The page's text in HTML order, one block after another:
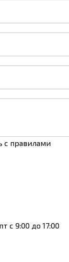
с правилами
с 9:00 до 17:00